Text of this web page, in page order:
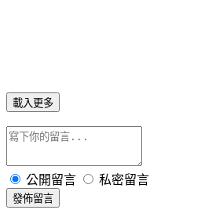
載入更多
公開留言 私密留言
發佈留言